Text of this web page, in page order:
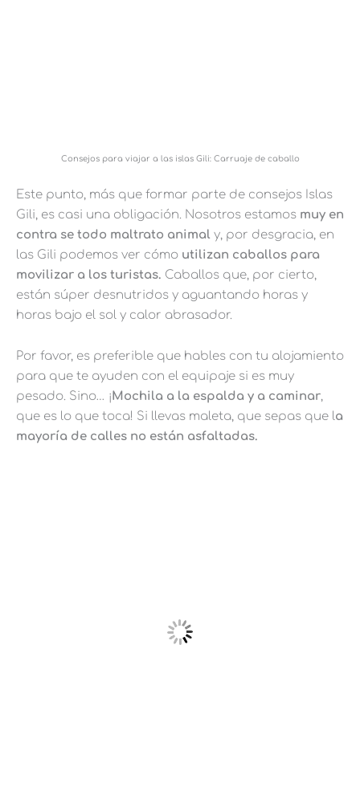
Consejos para viajar a las islas Gili: Carruaje de caballo
Este punto, más que formar parte de consejos Islas
Gili, es casi una obligación. Nosotros estamos muy en
contra se todo maltrato animal y, por desgracia, en
las Gili podemos ver cómo utilizan caballos para
movilizar a los turistas. Caballos que, por cierto,
están súper desnutridos y aguantando horas y
horas bajo el sol y calor abrasador.
Por favor, es preferible que hables con tu alojamiento
para que te ayuden con el equipaje si es muy
pesado. Sino… ¡ Mochila a la espalda y a caminar,
que es lo que toca! Si llevas maleta, que sepas que la
mayoría de calles no están asfaltadas.